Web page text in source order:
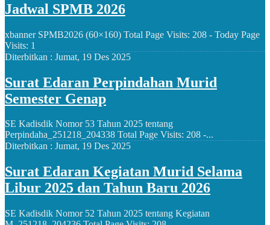
Jadwal SPMB 2026
xbanner SPMB2026 (60×160) Total Page Visits: 208 - Today Page
Visits: 1
Diterbitkan : Jumat, 19 Des 2025
Surat Edaran Perpindahan Murid
Semester Genap
SE Kadisdik Nomor 53 Tahun 2025 tentang
Perpindaha_251218_204338 Total Page Visits: 208 -...
Diterbitkan : Jumat, 19 Des 2025
Surat Edaran Kegiatan Murid Selama
Libur 2025 dan Tahun Baru 2026
SE Kadisdik Nomor 52 Tahun 2025 tentang Kegiatan